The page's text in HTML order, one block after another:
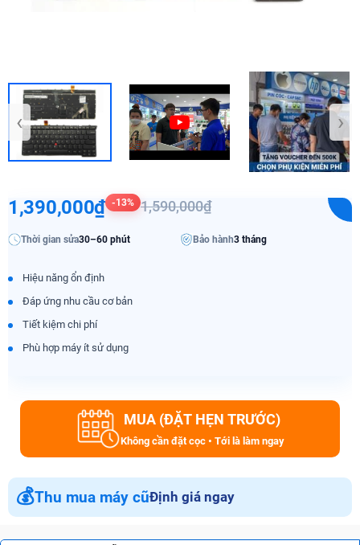
‹ ›
1,390,000₫ -13% 1,590,000₫
Thời gian sửa30–60 phút Bảo hành3 tháng
Hiệu năng ổn định
Đáp ứng nhu cầu cơ bản
Tiết kiệm chi phí
Phù hợp máy ít sử dụng
MUA (ĐẶT HẸN TRƯỚC)
Không cần đặt cọc • Tới là làm ngay
💰Thu mua máy cũĐịnh giá ngay